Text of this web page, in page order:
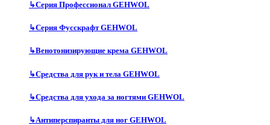
↳Серия Профессионал GEHWOL
↳Серия Фусскрафт GEHWOL
↳Венотонизирующие крема GEHWOL
↳Средства для рук и тела GEHWOL
↳Средства для ухода за ногтями GEHWOL
↳Антиперспиранты для ног GEHWOL